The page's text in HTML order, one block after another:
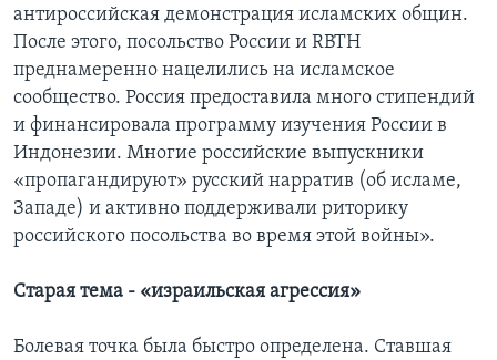
антироссийская демонстрация исламских общин.
После этого, посольство России и RBTH
преднамеренно нацелились на исламское
сообщество. Россия предоставила много стипендий
и финансировала программу изучения России в
Индонезии. Многие российские выпускники
«пропагандируют» русский нарратив (об исламе,
Западе) и активно поддерживали риторику
российского посольства во время этой войны».
Старая тема - «израильская агрессия»
Болевая точка была быстро определена. Ставшая